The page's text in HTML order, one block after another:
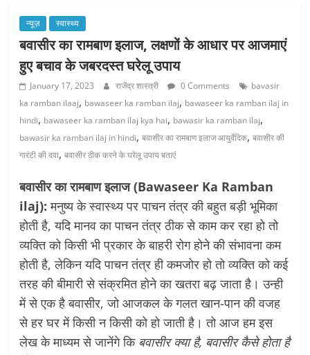
न्यूज़ स्वास्थ्य
बवासीर का रामबाण इलाज, लक्षणों के आधार पर आजमाएं
हुए बचाव के जबरदस्त घरेलू उपाय
January 17, 2023 राजेंद्र शास्त्री 0 Comments
bavasir
ka ramban ilaaj, bawaseer ka ramban ilaj, bawaseer ka ramban ilaj in
hindi, bawaseer ka ramban ilaj kya hai, bawasir ka ramban ilaj,
bawasir ka ramban ilaj in hindi,बवासीर का रामबाण इलाज आयुर्वेदिक,बवासीर की
गारंटी की दवा,बवासीर ठीक करने के घरेलू उपाय बताएं
बवासीर का रामबाण इलाज (Bawaseer Ka Ramban
ilaj):मनुष्य के स्वास्थ्य पर पाचन तंत्र की बहुत बड़ी भूमिका
होती है, यदि मानव का पाचन तंत्र ठीक से काम कर रहा हो तो
व्यक्ति को किसी भी प्रकार के बाहरी रोग होने की संभावना कम
होती है, लेकिन यदि पाचन तंत्र ही कमजोर हो तो व्यक्ति को कई
तरह की बीमारी से संक्रमित होने का खतरा बढ़ जाता है। उन्ही
में से एक है बवासीर, जो आजकल के गलत खान-पान की वजह
से हर घर में किसी न किसी को हो जाती है। तो आज हम इस
लेख के माध्यम से जानेंगे कि बवासीर क्या है, बवासीर कैसे होता है